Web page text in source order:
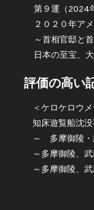
第９運（2024
２０２０年ア
～首相官邸と
日本の至宝、
評価の高い
＜ケロケロウ
知床遊覧船沈
～ 多摩御陵・
～多摩御陵、
～多摩御陵、